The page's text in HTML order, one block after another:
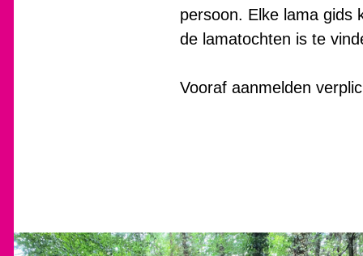
persoon. Elke lama gids
de lamatochten is te
Vooraf aanmelden